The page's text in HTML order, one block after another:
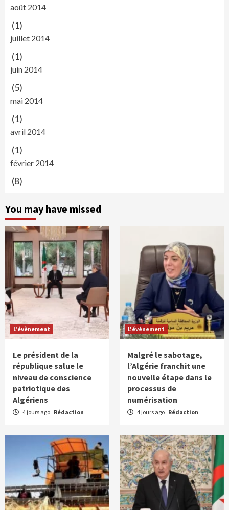
août 2014
(1)
juillet 2014
(1)
juin 2014
(5)
mai 2014
(1)
avril 2014
(1)
février 2014
(8)
You may have missed
L'évènement
Le président de la
république salue le
niveau de conscience
patriotique des
Algériens
4 jours ago Rédaction
L'évènement
Malgré le sabotage,
l’Algérie franchit une
nouvelle étape dans le
processus de
numérisation
4 jours ago Rédaction